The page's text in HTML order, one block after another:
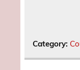
Category: